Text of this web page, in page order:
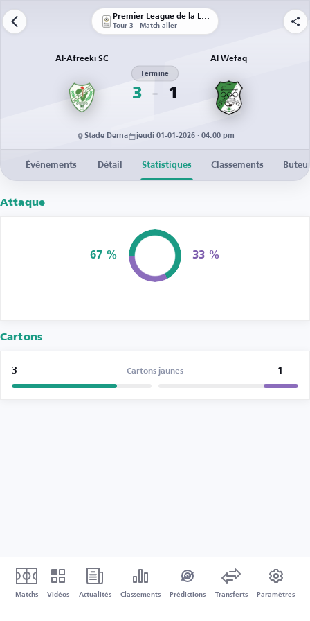
Premier League de la Libye
Tour 3 - Match aller
Al-Afreeki SC
3
Terminé
1
Al Wefaq
Stade Derna jeudi 01-01-2026 · 04:00 pm
Événements Détail Statistiques Classements
Attaque
67 % 33 %
Cartons
3 Cartons jaunes 1
Matchs Vidéos Actualités Classements Prédictions Transferts Paramètres